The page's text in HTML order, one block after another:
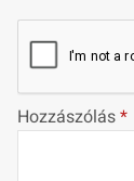
Hozzászólás*